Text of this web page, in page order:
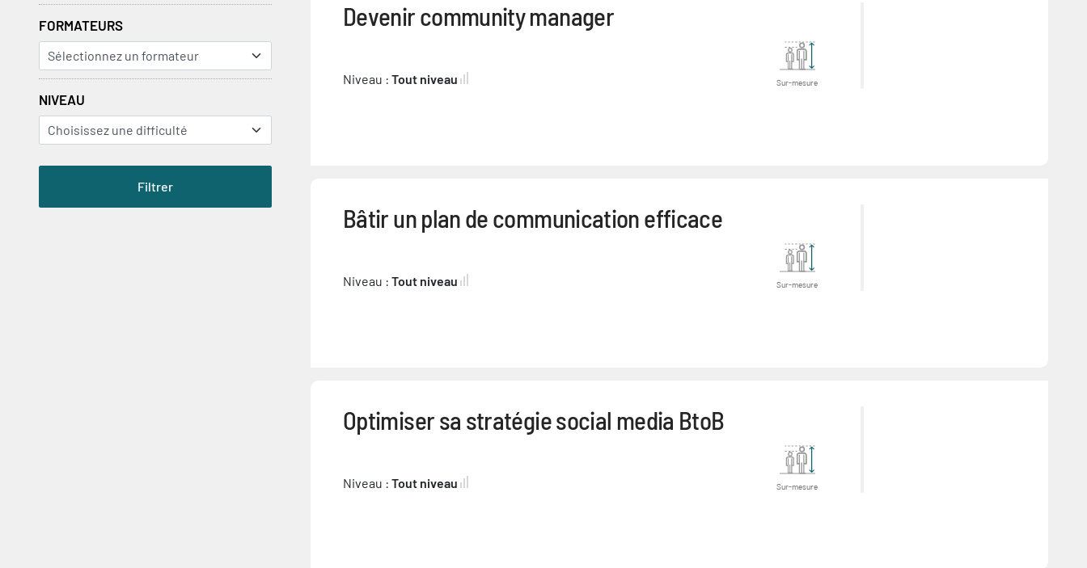
FORMATEURS
NIVEAU
Devenir community manager
Niveau : Tout niveau Sur-mesure
Bâtir un plan de communication efficace
Niveau : Tout niveau Sur-mesure
Optimiser sa stratégie social media BtoB
Niveau : Tout niveau Sur-mesure